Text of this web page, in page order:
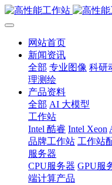
网站首页
新闻资讯
全部 专业图像 科研
理测绘
产品资料
全部 AI 大模型
工作站
Intel 酷睿 Intel Xeon
品牌工作站 工作站
服务器
CPU服务器 GPU服
端计算产品